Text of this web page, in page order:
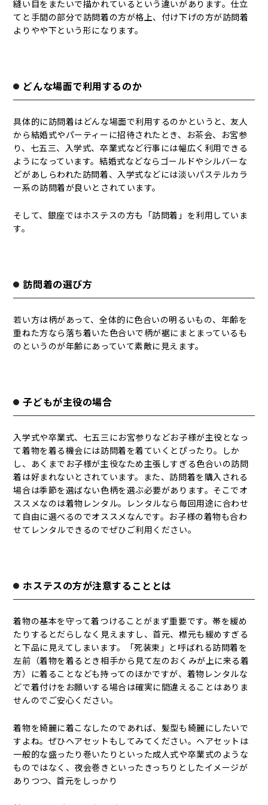
縫い目をまたいで描かれているという違いがあります。仕立
てと手間の部分で訪問着の方が格上、付け下げの方が訪問着
よりやや下という形になります。
どんな場面で利用するのか
具体的に訪問着はどんな場面で利用するのかというと、友人
から結婚式やパーティーに招待されたとき、お茶会、お宮参
り、七五三、入学式、卒業式など行事には幅広く利用できる
ようになっています。結婚式などならゴールドやシルバーな
どがあしらわれた訪問着、入学式などには淡いパステルカラ
ー系の訪問着が良いとされています。
そして、銀座ではホステスの方も「訪問着」を利用していま
す。
訪問着の選び方
若い方は柄があって、全体的に色合いの明るいもの、年齢を
重ねた方なら落ち着いた色合いで柄が裾にまとまっているも
のというのが年齢にあっていて素敵に見えます。
子どもが主役の場合
入学式や卒業式、七五三にお宮参りなどお子様が主役となっ
て着物を着る機会には訪問着を着ていくとぴったり。しか
し、あくまでお子様が主役なため主張しすぎる色合いの訪問
着は好まれないとされています。また、訪問着を購入される
場合は季節を選ばない色柄を選ぶ必要があります。そこでオ
ススメなのは着物レンタル。レンタルなら毎回用途に合わせ
て自由に選べるのでオススメなんです。お子様の着物も合わ
せてレンタルできるのでぜひご利用ください。
ホステスの方が注意することとは
着物の基本を守って着つけることがまず重要です。帯を緩め
たりするとだらしなく見えますし、首元、襟元も緩めすぎる
と下品に見えてしまいます。「死装束」と呼ばれる訪問着を
左前（着物を着るとき相手から見て左のおくみが上に来る着
方）に着ることなども持ってのほかですが、着物レンタルな
どで着付けをお願いする場合は確実に間違えることはありま
せんのでご安心ください。
着物を綺麗に着こなしたのであれば、髪型も綺麗にしたいで
すよね。ぜひヘアセットもしてみてください。ヘアセットは
一般的な盛ったり巻いたりといった成人式や卒業式のような
ものではなく、夜会巻きといったきっちりとしたイメージが
ありつつ、首元をしっかり